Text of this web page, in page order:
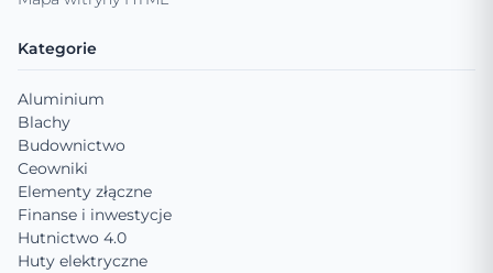
Kategorie
Aluminium
Blachy
Budownictwo
Ceowniki
Elementy złączne
Finanse i inwestycje
Hutnictwo 4.0
Huty elektryczne